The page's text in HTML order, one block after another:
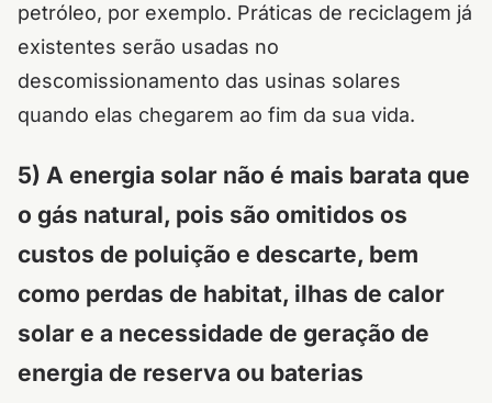
petróleo, por exemplo. Práticas de reciclagem já
existentes serão usadas no
descomissionamento das usinas solares
quando elas chegarem ao fim da sua vida.
5) A energia solar não é mais barata que
o gás natural, pois são omitidos os
custos de poluição e descarte, bem
como perdas de habitat, ilhas de calor
solar e a necessidade de geração de
energia de reserva ou baterias